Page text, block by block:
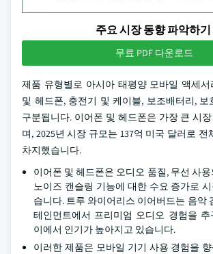
주요 시장 동향 파악하기
무료 PDF 다운로드
제품 유형별로 아시아 태평양 모바일 액세
및 헤드폰, 충전기 및 케이블, 보조배터리, 보
구분됩니다. 이어폰 및 헤드폰은 가장 큰 시
며, 2025년 시장 규모는 137억 미국 달러로 전
차지했습니다.
이어폰 및 헤드폰은 오디오 품질, 무선 사
노이즈 캔슬링 기능에 대한 수요 증가로
습니다. 트루 와이어리스 이어버드는 음악
테인먼트에서 프리미엄 오디오 경험을
이에서 인기가 높아지고 있습니다.
이러한 제품은 모바일 기기 사용 경험을